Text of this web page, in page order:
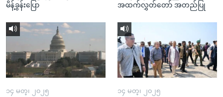
မိန့်ခွန်းပြော
အထက်လွှတ်တော် အတည်ပြု
၁၄ မတ္၊ ၂၀၂၅ ၁၄ မတ္၊ ၂၀၂၅